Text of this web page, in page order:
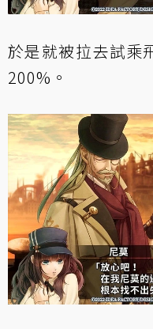
於是就被拉去試乘
200%。